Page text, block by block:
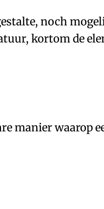
, noch
, kortom de
manier waarop